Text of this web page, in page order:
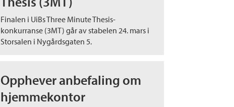
Finalen i UiBs Three Minute Thesis-
konkurranse (3MT) går av stabelen 24. mars i
Storsalen i Nygårdsgaten 5.
Opphever anbefaling om
hjemmekontor